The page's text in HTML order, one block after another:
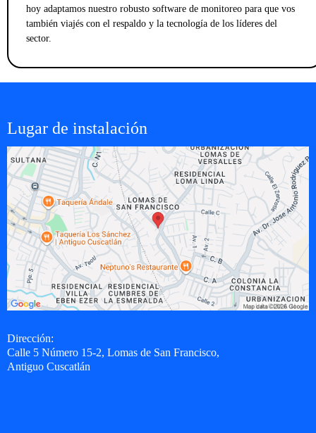
hoy adaptamos nuestro robusto software de monitoreo para que vos
también viajés con el respaldo y la tecnología de los líderes del
sector.
Lugar de instalación
Dirección:
Calle 5 Número 15-2, Lomas de San Francisco,
Antiguo Cuscatlán